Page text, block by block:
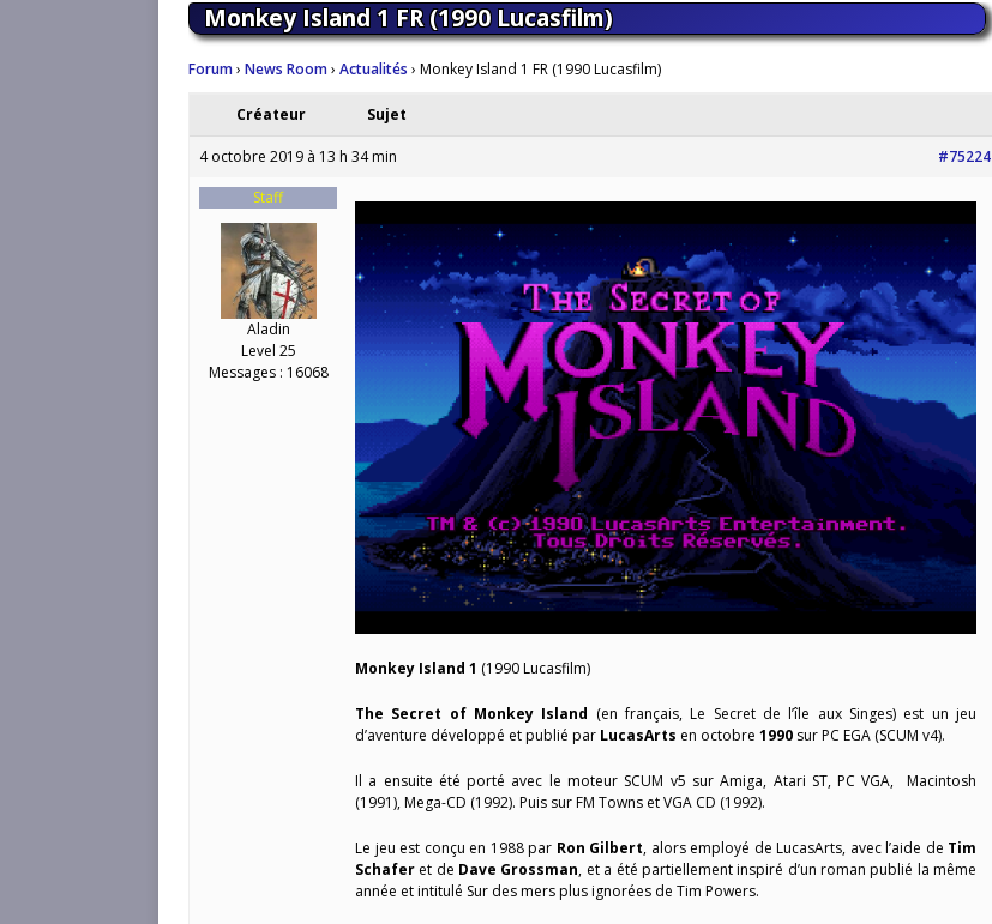
Monkey Island 1 FR (1990 Lucasfilm)
Forum› News Room› Actualités › Monkey Island 1 FR (1990 Lucasfilm)
Créateur Sujet
4 octobre 2019 à 13 h 34 min
#75224
Staff
Aladin
Level 25
Messages : 16068
Monkey Island 1 (1990 Lucasfilm)
The Secret of Monkey Island (en français, Le Secret de l’île aux Singes) est un jeu
d’aventure développé et publié par LucasArts en octobre 1990 sur PC EGA (SCUM v4).
Il a ensuite été porté avec le moteur SCUM v5 sur Amiga, Atari ST, PC VGA, Macintosh
(1991), Mega-CD (1992). Puis sur FM Towns et VGA CD (1992).
Le jeu est conçu en 1988 par Ron Gilbert, alors employé de LucasArts, avec l’aide de Tim
Schafer et de Dave Grossman, et a été partiellement inspiré d’un roman publié la même
année et intitulé Sur des mers plus ignorées de Tim Powers.